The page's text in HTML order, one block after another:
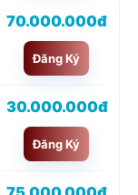
70.000.000đ
Đăng Ký
30.000.000đ
Đăng Ký